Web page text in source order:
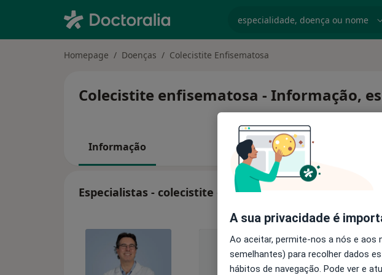
Homepage Doenças Colecistite Enfisematosa
Colecistite enfisematosa - Informação,
Informação
Especialistas - colecistite enfisematosa
A sua privacidade é
Ao aceitar, permite-nos a nós e
semelhantes) para recolher dados
hábitos de navegação. Pode ver e